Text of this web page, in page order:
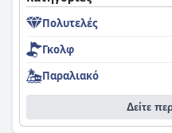
φορές. Το προσωπικό είναι
καθαρό με όλες τις ανέσεις
ξενοδοχείο τεσσάρων αστέρων.
Πολυτελές
Γκολφ
Παραλιακό
Δείτε